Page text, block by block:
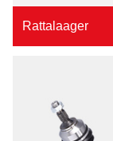
Rattalaager